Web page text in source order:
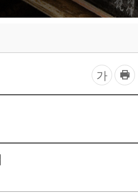
글
자
가
프
린
트